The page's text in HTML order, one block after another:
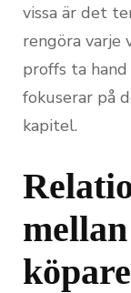
vissa är det
rengöra varje
proffs ta
fokuserar på
kapitel.
köpare